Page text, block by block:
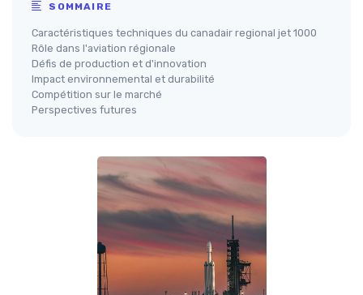
SOMMAIRE
Caractéristiques techniques du canadair regional jet 1000
Rôle dans l'aviation régionale
Défis de production et d'innovation
Impact environnemental et durabilité
Compétition sur le marché
Perspectives futures